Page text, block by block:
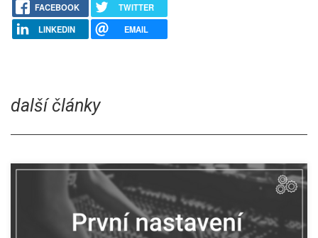
FACEBOOK
TWITTER
LINKEDIN
EMAIL
další články